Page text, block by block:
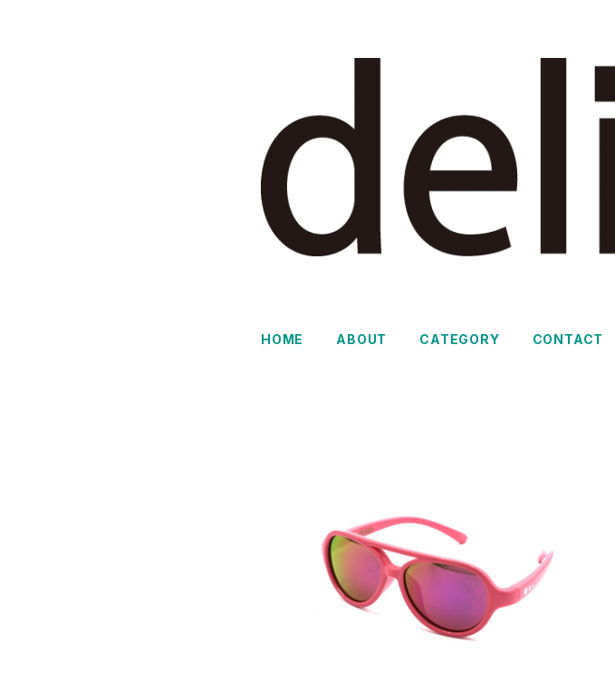
HOME ABOUT CATEGORY CONTACT